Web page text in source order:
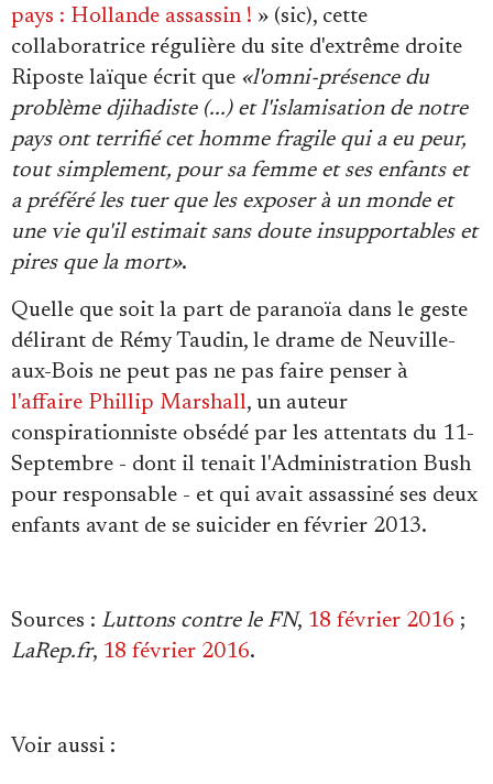
pays : Hollande assassin ! » (sic), cette
collaboratrice régulière du site d'extrême droite
Riposte laïque écrit que «l'omni-présence du
problème djihadiste (...) et l'islamisation de notre
pays ont terrifié cet homme fragile qui a eu peur,
tout simplement, pour sa femme et ses enfants et
a préféré les tuer que les exposer à un monde et
une vie qu'il estimait sans doute insupportables et
pires que la mort».
Quelle que soit la part de paranoïa dans le geste
délirant de Rémy Taudin, le drame de Neuville-
aux-Bois ne peut pas ne pas faire penser à
l'affaire Phillip Marshall, un auteur
conspirationniste obsédé par les attentats du 11-
Septembre - dont il tenait l'Administration Bush
pour responsable - et qui avait assassiné ses deux
enfants avant de se suicider en février 2013.
Sources : Luttons contre le FN, 18 février 2016 ;
LaRep.fr, 18 février 2016.
Voir aussi :